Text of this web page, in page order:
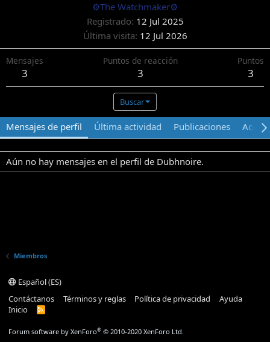
⚙️The Watchmaker⚙️
Registrado 12 Jul 2025
Última visita 12 Jul 2026
Mensajes
3
Puntos de reacción
3
Puntos
3
Buscar
Mensajes de perfil Última actividad Publicaciones Acerca
Aún no hay mensajes en el perfil de Dubhnoire.
Miembros
Español (ES)
Contáctanos
Términos y reglas Política de privacidad
Ayuda
Inicio
R
Forum software by XenForo® © 2010-2020 XenForo Ltd.